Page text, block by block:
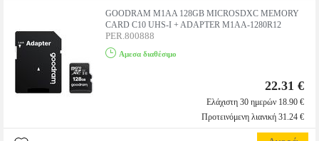
GOODRAM M1AA 128GB MICROSDXC MEMORY
CARD C10 UHS-I + ADAPTER M1AA-1280R12
PER.800888
Αμεσα διαθέσιμο
22.31 €
Ελάχιστη 30 ημερών 18.90 €
Προτεινόμενη λιανική 31.24 €